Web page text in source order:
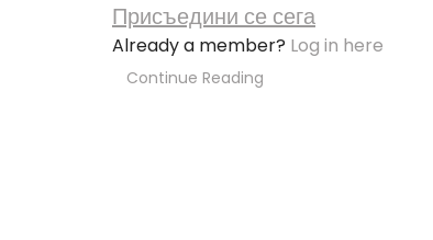
Присъедини се сега
Already a member? Log in here
Continue Reading